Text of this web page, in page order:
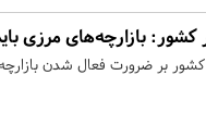
کشور: بازارچه‌های مرزی
کشور بر ضرورت فعال شدن